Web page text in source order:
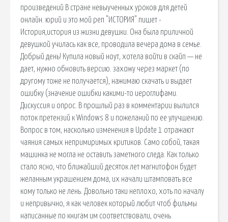
произведений В стране невыученных уроков для детей
онлайн. юрий и это мой реп "ИСТОРИЯ" пишет -
История,история из жизни девушки. Она была приличной
девушкой училась как все, проводила вечера дома в семье.
Добрый день! Купила новый ноут, хотела войти в скайп — не
дает, нужно обновить версию. захожу через маркет (по
другому тоже не получается), нажимаю скачать и выдает
ошибку (значение ошибки какими-то иероглифами.
Дискуссия и опрос. В прошлый раз в комментарии вылился
поток претензий к Windows 8 и пожеланий по ее улучшению.
Вопрос в том, насколько изменения в Update 1 отражают
чаяния самых непримиримых критиков. Само собой, такая
машинка не могла не оставить заметного следа. Как только
стало ясно, что ближайший десяток лет магнитофон будет
желанным украшением дома, их начали штамповать все
кому только не лень. Довольно таки неплохо, хоть по началу
и непривычно, я как человек который любит чтоб фильмы
написанные по книгам им соответствовали, очень